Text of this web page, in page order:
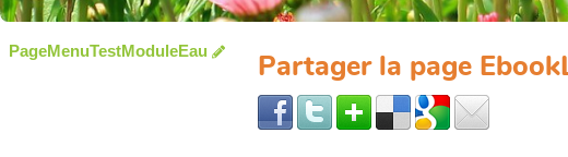
PageMenuTestModuleEau Partager la page